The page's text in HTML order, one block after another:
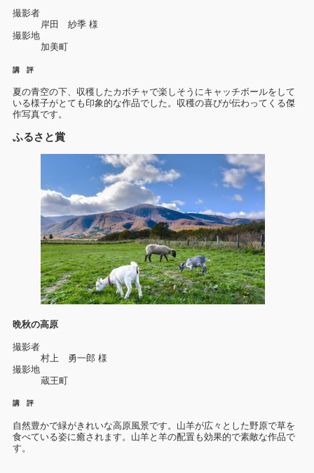
撮影者
岸田 紗季 様
撮影地
加美町
講 評
夏の青空の下、収穫したカボチャで楽しそうにキャッチボールをして
いる様子がとても印象的な作品でした。収穫の喜びが伝わってくる傑
作写真です。
ふるさと賞
晩秋の高原
撮影者
村上 勇一郎 様
撮影地
蔵王町
講 評
自然豊かで緑がきれいな高原風景です。山羊が広々とした野原で草を
食べている姿に癒されます。山羊と羊の配置も効果的で素敵な作品で
す。